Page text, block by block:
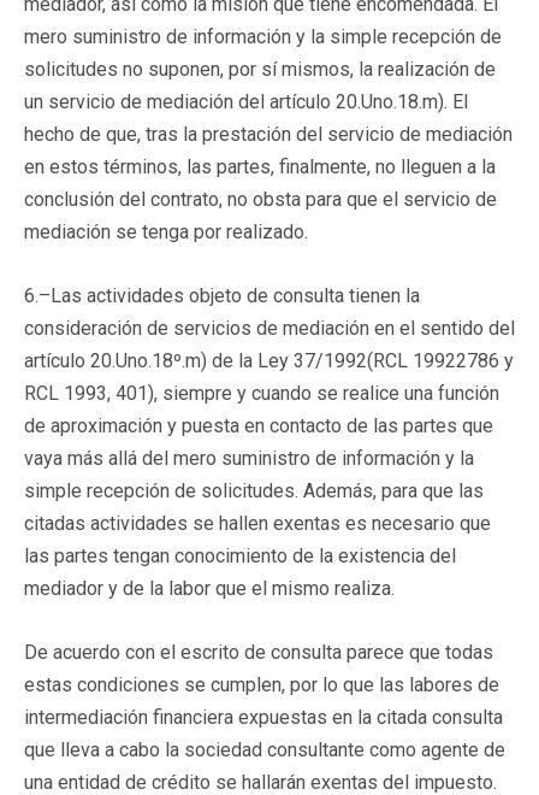
mero suministro de información y la simple recepción de
solicitudes no suponen, por sí mismos, la realización de
un servicio de mediación del artículo 20.Uno.18.m). El
hecho de que, tras la prestación del servicio de mediación
en estos términos, las partes, finalmente, no lleguen a la
conclusión del contrato, no obsta para que el servicio de
mediación se tenga por realizado.
6.–Las actividades objeto de consulta tienen la
consideración de servicios de mediación en el sentido del
artículo 20.Uno.18º.m) de la Ley 37/1992(RCL 19922786 y
RCL 1993, 401), siempre y cuando se realice una función
de aproximación y puesta en contacto de las partes que
vaya más allá del mero suministro de información y la
simple recepción de solicitudes. Además, para que las
citadas actividades se hallen exentas es necesario que
las partes tengan conocimiento de la existencia del
mediador y de la labor que el mismo realiza.
De acuerdo con el escrito de consulta parece que todas
estas condiciones se cumplen, por lo que las labores de
intermediación financiera expuestas en la citada consulta
que lleva a cabo la sociedad consultante como agente de
una entidad de crédito se hallarán exentas del impuesto.